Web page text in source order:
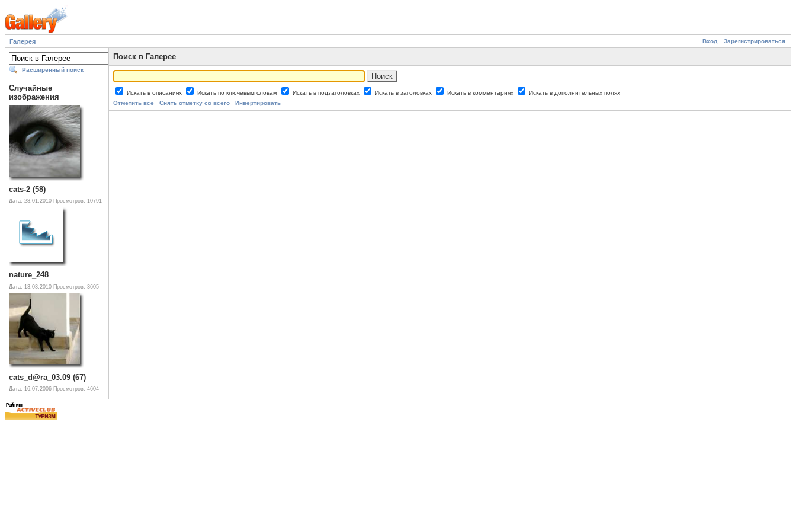
Вход Зарегистрироваться
Галерея
Расширенный поиск
Случайные
изображения
cats-2 (58)
Дата: 28.01.2010 Просмотров: 10791
nature_248
Дата: 13.03.2010 Просмотров: 3605
cats_d@ra_03.09 (67)
Дата: 16.07.2006 Просмотров: 4604
Поиск в Галерее
Искать в описаниях Искать по ключевым словам Искать в подзаголовках Искать в заголовках Искать в комментариях
Искать в дополнительных полях
Отметить всё
Снять отметку со всего Инвертировать